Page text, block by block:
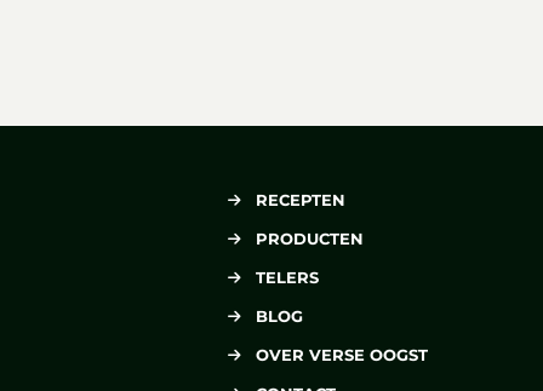
RECEPTEN
PRODUCTEN
TELERS
BLOG
OVER VERSE OOGST